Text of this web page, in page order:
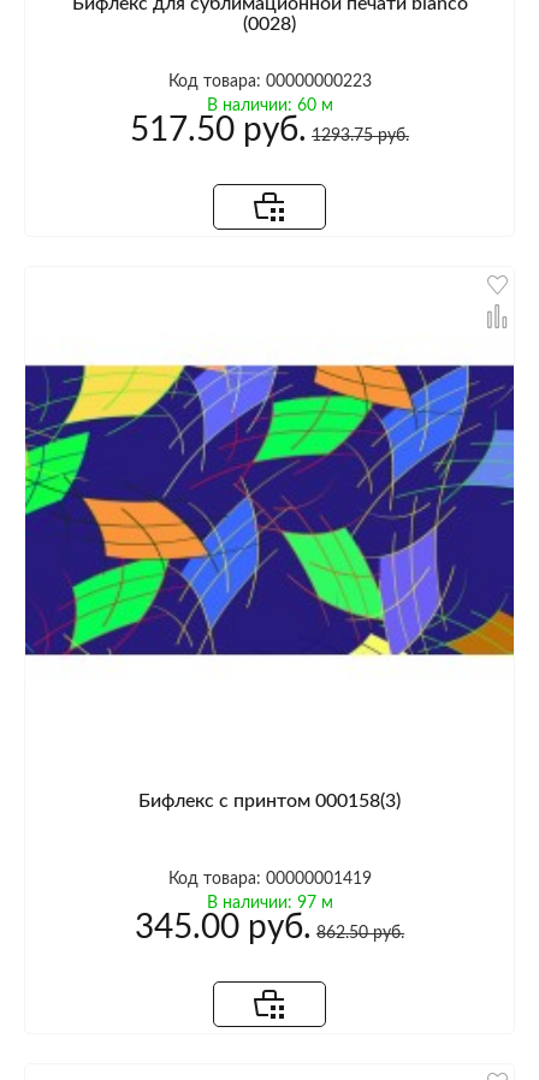
(0028)
Код товара: 00000000223
В наличии: 60 м
517.50 руб. 1293.75 руб.
Бифлекс с принтом 000158(3)
Код товара: 00000001419
В наличии: 97 м
345.00 руб. 862.50 руб.